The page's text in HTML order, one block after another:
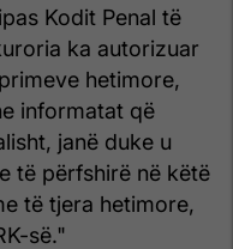
Kodit Penal të
ka autorizuar
hetimore,
informatat që
janë duke u
të përfshirë në këtë
të tjera hetimore,
së."